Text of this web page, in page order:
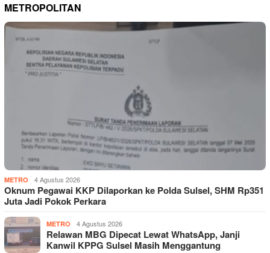
METROPOLITAN
METRO 4 Agustus 2026
Oknum Pegawai KKP Dilaporkan ke Polda Sulsel, SHM Rp351
Juta Jadi Pokok Perkara
METRO 4 Agustus 2026
Relawan MBG Dipecat Lewat WhatsApp, Janji
Kanwil KPPG Sulsel Masih Menggantung